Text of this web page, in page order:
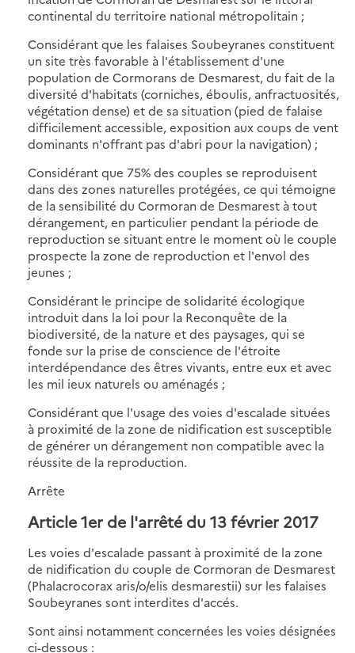
continental du territoire national métropolitain ;
Considérant que les falaises Soubeyranes constituent
un site très favorable à l'établissement d'une
population de Cormorans de Desmarest, du fait de la
diversité d'habitats (corniches, éboulis, anfractuosités,
végétation dense) et de sa situation (pied de falaise
difficilement accessible, exposition aux coups de vent
dominants n'offrant pas d'abri pour la navigation) ;
Considérant que 75% des couples se reproduisent
dans des zones naturelles protégées, ce qui témoigne
de la sensibilité du Cormoran de Desmarest à tout
dérangement, en particulier pendant la période de
reproduction se situant entre le moment où le couple
prospecte la zone de reproduction et l'envol des
jeunes ;
Considérant le principe de solidarité écologique
introduit dans la loi pour la Reconquête de la
biodiversité, de la nature et des paysages, qui se
fonde sur la prise de conscience de l'étroite
interdépendance des êtres vivants, entre eux et avec
les mil ieux naturels ou aménagés ;
Considérant que l'usage des voies d'escalade situées
à proximité de la zone de nidification est susceptible
de générer un dérangement non compatible avec la
réussite de la reproduction.
Arrête
Article 1er de l'arrêté du 13 février 2017
Les voies d'escalade passant à proximité de la zone
de nidification du couple de Cormoran de Desmarest
(Phalacrocorax aris/o/elis desmarestii) sur les falaises
Soubeyranes sont interdites d'accés.
Sont ainsi notamment concernées les voies désignées
ci-dessous :